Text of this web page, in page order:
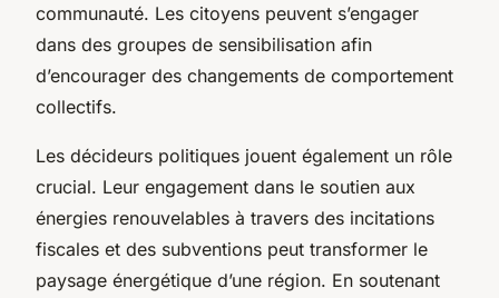
communauté. Les citoyens peuvent s’engager
dans des groupes de sensibilisation afin
d’encourager des changements de comportement
collectifs.
Les décideurs politiques jouent également un rôle
crucial. Leur engagement dans le soutien aux
énergies renouvelables à travers des incitations
fiscales et des subventions peut transformer le
paysage énergétique d’une région. En soutenant